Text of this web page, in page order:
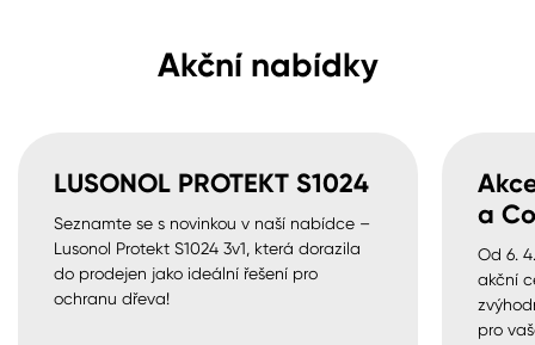
Akční nabídky
LUSONOL PROTEKT S1024
Seznamte se s novinkou v naší nabídce –
Lusonol Protekt S1024 3v1, která dorazila
do prodejen jako ideální řešení pro
ochranu dřeva!
a
Od 6.
akční
pro